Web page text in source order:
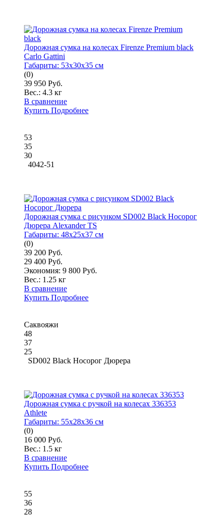
Дорожная сумка на колесах Firenze Premium black
Carlo Gattini
Габариты: 53x30x35 см
(0)
39 950 Руб.
Вес.: 4.3 кг
В сравнение
Купить Подробнее
53
35
30
4042-51
Дорожная сумка с рисунком SD002 Black Носорог
Дюрера Alexander TS
Габариты: 48x25x37 см
(0)
39 200 Руб.
29 400 Руб.
Экономия: 9 800 Руб.
Вес.: 1.25 кг
В сравнение
Купить Подробнее
Саквояжи
48
37
25
SD002 Black Носорог Дюрера
Дорожная сумка с ручкой на колесах 336353
Athlete
Габариты: 55x28x36 см
(0)
16 000 Руб.
Вес.: 1.5 кг
В сравнение
Купить Подробнее
55
36
28